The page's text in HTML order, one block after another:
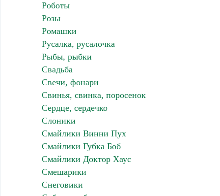
Роботы
Розы
Ромашки
Русалка, русалочка
Рыбы, рыбки
Свадьба
Свечи, фонари
Свинья, свинка, поросенок
Сердце, сердечко
Слоники
Смайлики Винни Пух
Смайлики Губка Боб
Смайлики Доктор Хаус
Смешарики
Снеговики